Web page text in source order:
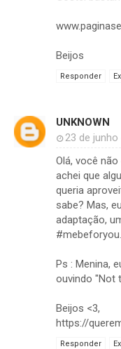
Beijos
Responder
UNKNOWN
23 de
Olá, você
achei que
queria
sabe? Mas,
adaptação,
#mebeforyou.
Ps : Menina,
ouvindo "Not
Beijos <3,
https://
Responder